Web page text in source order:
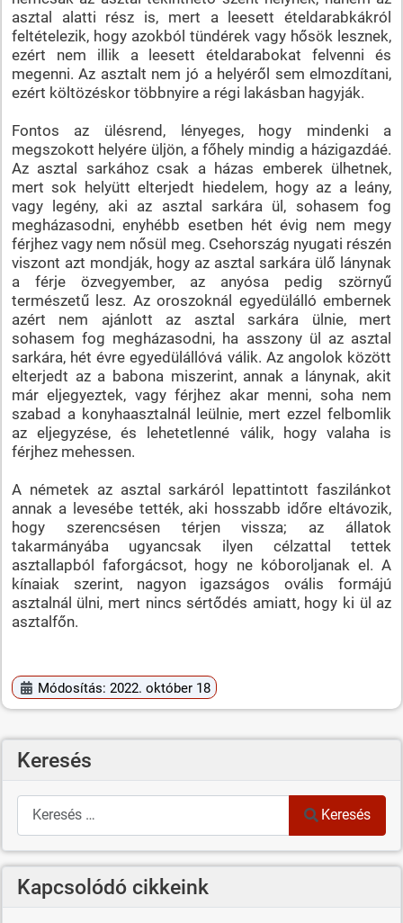
asztal alatti rész is, mert a leesett ételdarabkákról
feltételezik, hogy azokból tündérek vagy hősök lesznek,
ezért nem illik a leesett ételdarabokat felvenni és
megenni. Az asztalt nem jó a helyéről sem elmozdítani,
ezért költözéskor többnyire a régi lakásban hagyják.
Fontos az ülésrend, lényeges, hogy mindenki a
megszokott helyére üljön, a főhely mindig a házigazdáé.
Az asztal sarkához csak a házas emberek ülhetnek,
mert sok helyütt elterjedt hiedelem, hogy az a leány,
vagy legény, aki az asztal sarkára ül, sohasem fog
megházasodni, enyhébb esetben hét évig nem megy
férjhez vagy nem nősül meg. Csehország nyugati részén
viszont azt mondják, hogy az asztal sarkára ülő lánynak
a férje özvegyember, az anyósa pedig szörnyű
természetű lesz. Az oroszoknál egyedülálló embernek
azért nem ajánlott az asztal sarkára ülnie, mert
sohasem fog megházasodni, ha asszony ül az asztal
sarkára, hét évre egyedülállóvá válik. Az angolok között
elterjedt az a babona miszerint, annak a lánynak, akit
már eljegyeztek, vagy férjhez akar menni, soha nem
szabad a konyhaasztalnál leülnie, mert ezzel felbomlik
az eljegyzése, és lehetetlenné válik, hogy valaha is
férjhez mehessen.
A németek az asztal sarkáról lepattintott faszilánkot
annak a levesébe tették, aki hosszabb időre eltávozik,
hogy szerencsésen térjen vissza; az állatok
takarmányába ugyancsak ilyen célzattal tettek
asztallapból faforgácsot, hogy ne kóboroljanak el. A
kínaiak szerint, nagyon igazságos ovális formájú
asztalnál ülni, mert nincs sértődés amiatt, hogy ki ül az
asztalfőn.
Módosítás: 2022. október 18
Keresés
Keresés
Keresés
Kapcsolódó cikkeink